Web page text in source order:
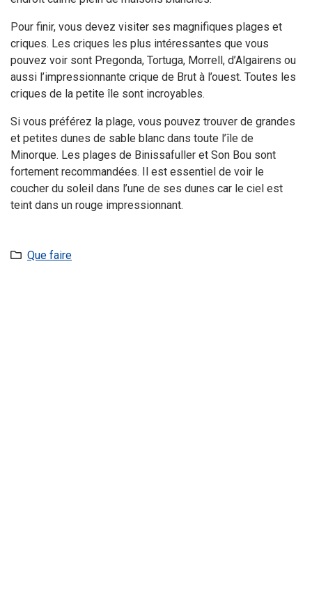
Pour finir, vous devez visiter ses magnifiques plages et
criques. Les criques les plus intéressantes que vous
pouvez voir sont Pregonda, Tortuga, Morrell, d’Algairens ou
aussi l’impressionnante crique de Brut à l’ouest. Toutes les
criques de la petite île sont incroyables.
Si vous préférez la plage, vous pouvez trouver de grandes
et petites dunes de sable blanc dans toute l’île de
Minorque. Les plages de Binissafuller et Son Bou sont
fortement recommandées. Il est essentiel de voir le
coucher du soleil dans l’une de ses dunes car le ciel est
teint dans un rouge impressionnant.
Que faire